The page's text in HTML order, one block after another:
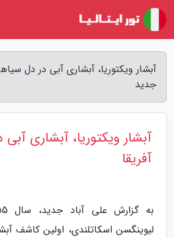
آبشار ویکتوریا، آبشاری آبی در دل
جدید
آبشار ویکتوریا، آبشاری
آفریقا
لیوینگسن اسکاتلندی، اولین کاشف